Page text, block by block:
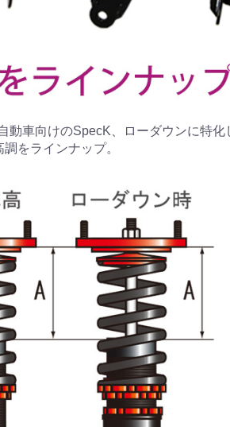
車向けのSpecK、ローダウンに特
をラインナップ。